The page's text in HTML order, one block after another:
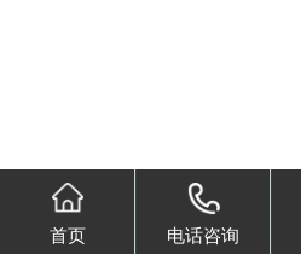
首页 电话咨询